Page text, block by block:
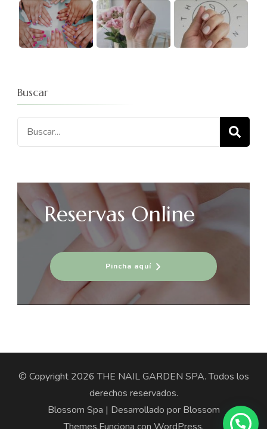
Buscar
Buscar:
Reservas Online
Pincha aquí
© Copyright 2026THE NAIL GARDEN SPA. Todos los
derechos reservados.
Blossom Spa | Desarrollado por Blossom